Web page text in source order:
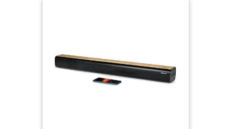
(piles incluses), Câbles d’alimentation (jusqu’à 8
câbles en fonction des régions), 1 x Câble HDMI, 1
x Kit de support mural avec vis